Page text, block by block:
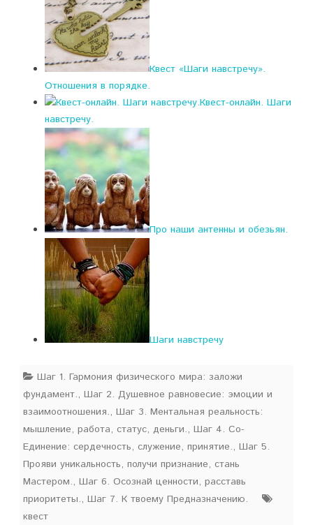
Квест «Шаги навстречу».
Отношения в порядке.
Квест-онлайн. Шаги
навстречу.
Про наши антенны и обезьян.
Шаги навстречу
Шаг 1. Гармония физического мира: заложи
фундамент., Шаг 2. Душевное равновесие: эмоции и
взаимоотношения., Шаг 3. Ментальная реальность:
мышление, работа, статус, деньги., Шаг 4. Со-
Единение: сердечность, служение, принятие., Шаг 5.
Прояви уникальность, получи признание, стань
Мастером., Шаг 6. Осознай ценности, расставь
приоритеты., Шаг 7. К твоему Предназначению.
квест